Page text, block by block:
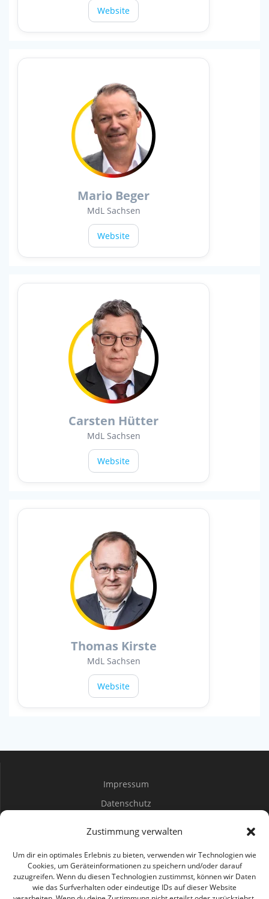
Zustimmung verwalten
Um dir ein optimales Erlebnis zu bieten, verwenden wir Technologien wie
Cookies, um Geräteinformationen zu speichern und/oder darauf
zuzugreifen. Wenn du diesen Technologien zustimmst, können wir Daten
wie das Surfverhalten oder eindeutige IDs auf dieser Website
Website
Mario Beger
MdL Sachsen
Website
Carsten Hütter
MdL Sachsen
Website
Thomas Kirste
MdL Sachsen
Website
Impressum
Datenschutz
Bürgerbüro Coswig